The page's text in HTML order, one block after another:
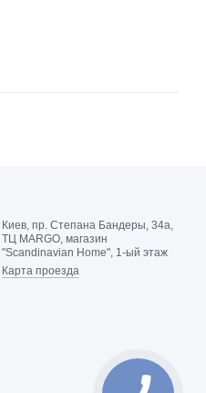
Киев, пр. Степана Бандеры, 34а,
ТЦ MARGO, магазин
"Scandinavian Home", 1-ый этаж
Карта проезда